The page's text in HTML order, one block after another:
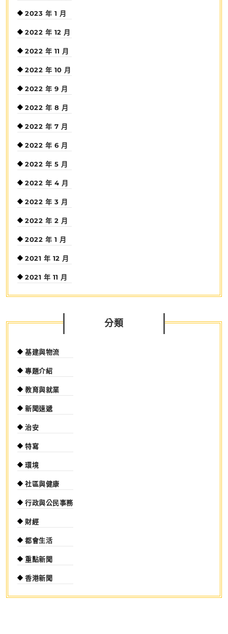
2023 年 1 月
2022 年 12 月
2022 年 11 月
2022 年 10 月
2022 年 9 月
2022 年 8 月
2022 年 7 月
2022 年 6 月
2022 年 5 月
2022 年 4 月
2022 年 3 月
2022 年 2 月
2022 年 1 月
2021 年 12 月
2021 年 11 月
分類
基建與物流
專題介紹
教育與就業
新聞速遞
治安
特寫
環境
社區與健康
行政與公民事務
財經
都會生活
重點新聞
香港新聞